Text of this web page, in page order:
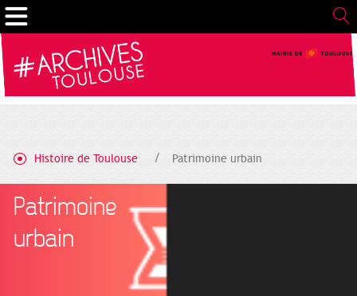
Histoire de Toulouse Patrimoine urbain
Patrimoine
urbain
Gestion de vos préférences sur les cookies